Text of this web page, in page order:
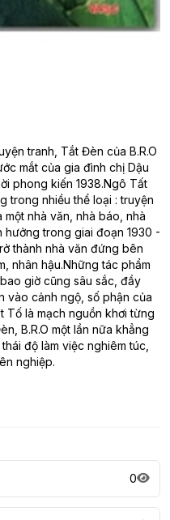
tranh, Tắt Đèn của B.R.O
mắt của gia đình chị Dậu
phong kiến 1938.Ngô Tất
trong nhiều thể loại : truyện
nhà văn, nhà báo, nhà
hưởng trong giai đoạn 1930 -
thành nhà văn đứng bên
nhân hậu.Những tác phẩm
giờ cũng sâu sắc, đầy
vào cảnh ngộ, số phận của
Tố là mạch nguồn khơi từng
B.R.O một lần nữa khẳng
độ làm việc nghiêm túc,
nghiệp.
0